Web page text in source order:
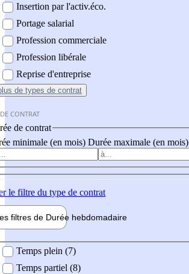
Insertion par l'activ.éco.
Portage salarial
Profession commerciale
Profession libérale
Reprise d'entreprise
de types de contrat
CONTRAT
de contrat
minimale (en mois) Durée maximale (en mois)
le filtre du type de contrat
filtres de Durée hebdomadaire
Temps plein (7)
Temps partiel (8)